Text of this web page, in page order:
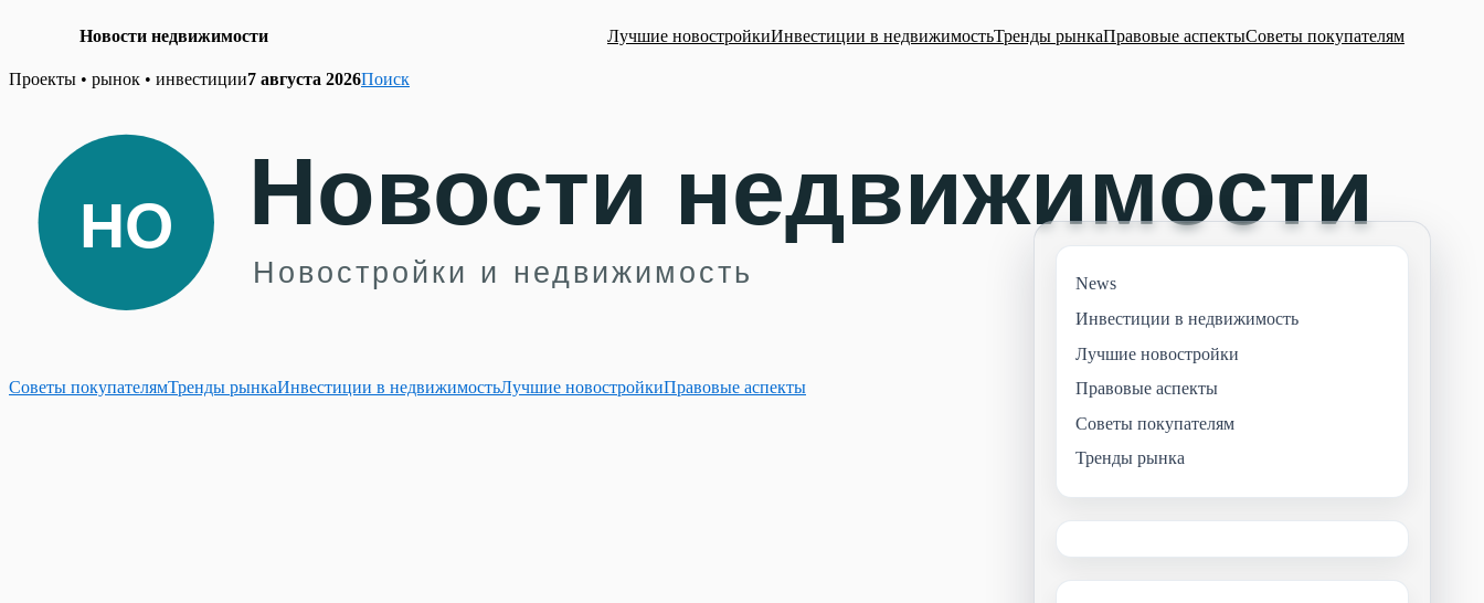
Новости недвижимости Лучшие новостройкиИнвестиции в недвижимостьТренды рынкаПравовые аспектыСоветы покупателям
Skip
Проекты • рынок • инвестиции7 августа 2026Поиск
Советы покупателямТренды рынкаИнвестиции в недвижимостьЛучшие новостройкиПравовые аспекты
News
Инвестиции в недвижимость
Лучшие новостройки
Правовые аспекты
Советы покупателям
Тренды рынка